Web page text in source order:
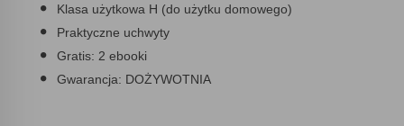
Klasa użytkowa H (do użytku domowego)
Praktyczne uchwyty
Gratis: 2 ebooki
Gwarancja: DOŻYWOTNIA